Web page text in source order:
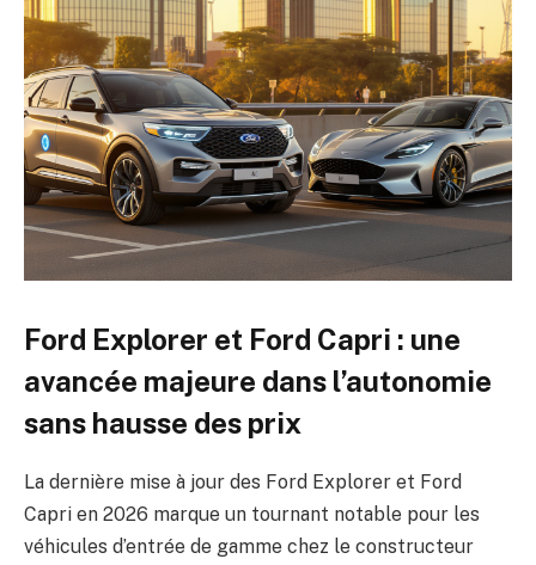
Ford Explorer et Ford Capri : une
avancée majeure dans l’autonomie
sans hausse des prix
La dernière mise à jour des Ford Explorer et Ford
Capri en 2026 marque un tournant notable pour les
véhicules d’entrée de gamme chez le constructeur